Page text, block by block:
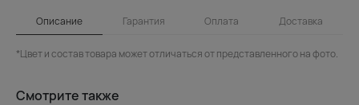
Описание Гарантия Оплата Доставка
*Цвет и состав товара может отличаться от представленного на фото.
Смотрите также